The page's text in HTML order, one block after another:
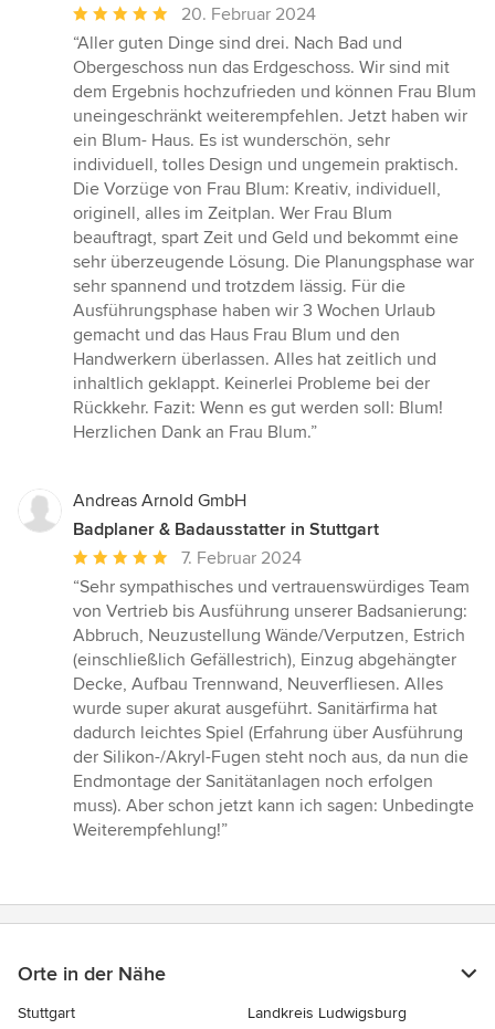
Durchschnittliche
Bewertung:
5
von
5
Sternen
20. Februar 2024
“Aller guten Dinge sind drei. Nach Bad und
Obergeschoss nun das Erdgeschoss. Wir sind mit
dem Ergebnis hochzufrieden und können Frau Blum
uneingeschränkt weiterempfehlen. Jetzt haben wir
ein Blum- Haus. Es ist wunderschön, sehr
individuell, tolles Design und ungemein praktisch.
Die Vorzüge von Frau Blum: Kreativ, individuell,
originell, alles im Zeitplan. Wer Frau Blum
beauftragt, spart Zeit und Geld und bekommt eine
sehr überzeugende Lösung. Die Planungsphase war
sehr spannend und trotzdem lässig. Für die
Ausführungsphase haben wir 3 Wochen Urlaub
gemacht und das Haus Frau Blum und den
Handwerkern überlassen. Alles hat zeitlich und
inhaltlich geklappt. Keinerlei Probleme bei der
Rückkehr. Fazit: Wenn es gut werden soll: Blum!
Herzlichen Dank an Frau Blum.”
Andreas Arnold GmbH
Badplaner & Badausstatter in Stuttgart
Durchschnittliche
Bewertung:
5
von
5
Sternen
7. Februar 2024
“Sehr sympathisches und vertrauenswürdiges Team
von Vertrieb bis Ausführung unserer Badsanierung:
Abbruch, Neuzustellung Wände/Verputzen, Estrich
(einschließlich Gefällestrich), Einzug abgehängter
Decke, Aufbau Trennwand, Neuverfliesen. Alles
wurde super akurat ausgeführt. Sanitärfirma hat
dadurch leichtes Spiel (Erfahrung über Ausführung
der Silikon-/Akryl-Fugen steht noch aus, da nun die
Endmontage der Sanitätanlagen noch erfolgen
muss). Aber schon jetzt kann ich sagen: Unbedingte
Weiterempfehlung!”
Orte in der Nähe
Stuttgart
Landkreis Ludwigsburg